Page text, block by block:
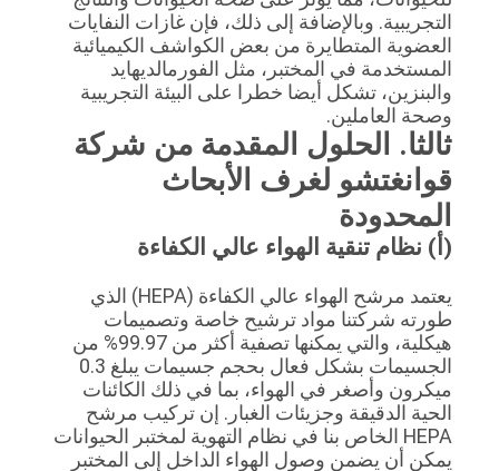
التجريبية. وبالإضافة إلى ذلك، فإن غازات النفايات
العضوية المتطايرة من بعض الكواشف الكيميائية
المستخدمة في المختبر، مثل الفورمالديهايد
والبنزين، تشكل أيضا خطرا على البيئة التجريبية
وصحة العاملين.
ثالثا. الحلول المقدمة من شركة
قوانغتشو لغرف الأبحاث
المحدودة
(أ) نظام تنقية الهواء عالي الكفاءة
يعتمد مرشح الهواء عالي الكفاءة (HEPA) الذي
طورته شركتنا مواد ترشيح خاصة وتصميمات
هيكلية، والتي يمكنها تصفية أكثر من 99.97% من
الجسيمات بشكل فعال بحجم جسيمات يبلغ 0.3
ميكرون وأصغر في الهواء، بما في ذلك الكائنات
الحية الدقيقة وجزيئات الغبار. إن تركيب مرشح
HEPA الخاص بنا في نظام التهوية لمختبر الحيوانات
يمكن أن يضمن وصول الهواء الداخل إلى المختبر